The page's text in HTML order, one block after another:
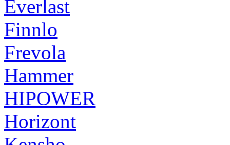
Everlast
Finnlo
Frevola
Hammer
HIPOWER
Horizont